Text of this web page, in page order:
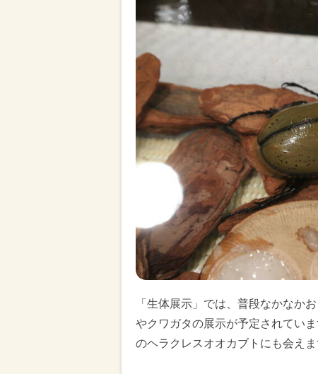
「生体展示」では、普段なかなか
やクワガタの展示が予定されてい
のヘラクレスオオカブトにも会えま